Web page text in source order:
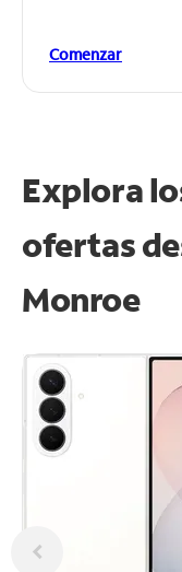
Comenzar
Explora
ofertas
Monroe